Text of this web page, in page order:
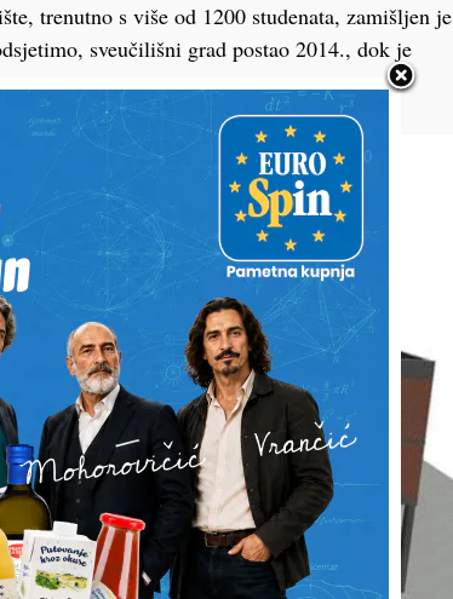
trenutno s više od 1200 studenata, zamišljen je
sveučilišni grad postao 2014., dok je